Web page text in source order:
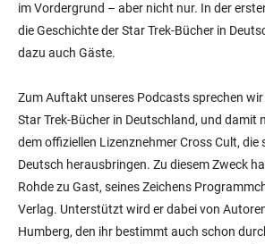
im Vordergrund – aber nicht nur. In der
die Geschichte der Star Trek-Bücher in
dazu auch Gäste.
Zum Auftakt unseres Podcasts sprechen
Star Trek-Bücher in Deutschland, und damit
dem offiziellen Lizenznehmer Cross Cult,
Deutsch herausbringen. Zu diesem Zweck
Rohde zu Gast, seines Zeichens
Verlag. Unterstützt wird er dabei von
Humberg, den ihr bestimmt auch schon